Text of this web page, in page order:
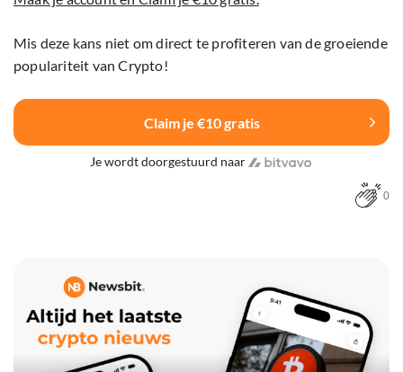
Mis deze kans niet om direct te profiteren van de groeiende
populariteit van Crypto!
Claim je €10 gratis
Je wordt doorgestuurd naar
0